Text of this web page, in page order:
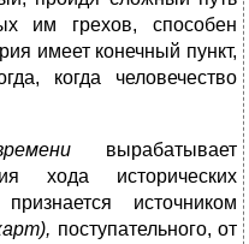
им грехов, способен
имеет конечный пункт,
когда человечество
вырабатывает
хода исторических
источником
поступательного, от